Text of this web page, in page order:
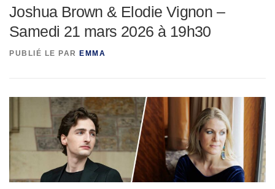
CONCERTS/CONFÉRENCES HISTOIRE
JOBS SHOP ONLINE
Joshua Brown & Elodie Vignon –
Samedi 21 mars 2026 à 19h30
PUBLIÉ LE PAR EMMA